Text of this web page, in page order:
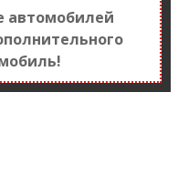
автомобилей